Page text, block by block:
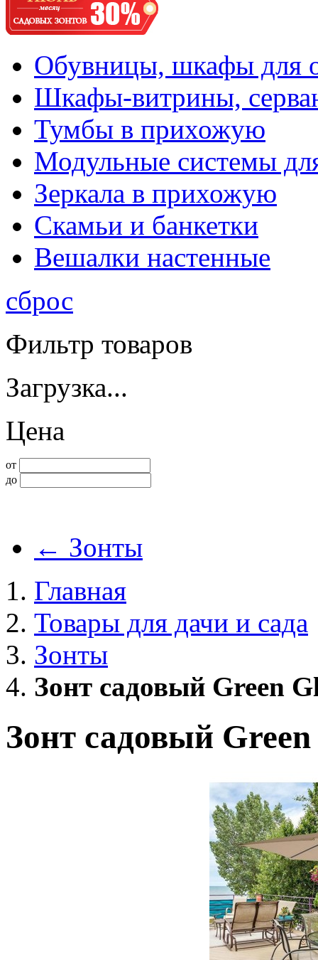
Обувницы, шкафы для
Шкафы-витрины,
Тумбы в прихожую
Модульные системы
Зеркала в прихожую
Скамьи и банкетки
Вешалки настенные
сброс
Фильтр товаров
Загрузка...
Цена
от
до
← Зонты
Главная
Товары для дачи и сада
Зонты
Зонт садовый Green
Зонт садовый